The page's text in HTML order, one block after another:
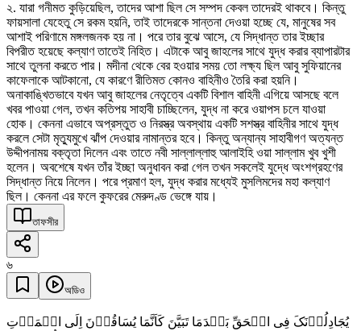
২. যারা গনীমত কুড়িয়েছিল, তাদের আশা ছিল সে সম্পদ কেবল তাদেরই থাকবে। কিন্তু
ফায়সালা যেহেতু সে রকম হয়নি, তাই তাদেরকে সান্তনা দেওয়া হচ্ছে যে, মানুষের সব
আশাই পরিণামে মঙ্গলজনক হয় না। পরে তার বুঝে আসে, যে সিদ্ধান্ত তার ইচ্ছার
বিপরীত হয়েছে কল্যাণ তাতেই নিহিত। এটাকে আবু জাহলের সাথে যুদ্ধ করার ব্যাপারটার
সাথে তুলনা করতে পার। মদীনা থেকে বের হওয়ার সময় তো লক্ষ্য ছিল আবু সুফিয়ানের
কাফেলাকে আটকানো, যে কারণে রীতিমত কোনও বাহিনীও তৈরি করা হয়নি।
অনাকাঙ্খিতভাবে যখন আবু জাহলের নেতৃত্বে একটি বিশাল বাহিনী এগিয়ে আসছে বলে
খবর পাওয়া গেল, তখন কতিপয় সাহাবী চাচ্ছিলেন, যুদ্ধ না করে ওয়াপস চলে যাওয়া
হোক। কেননা এভাবে অপ্রস্তুত ও নিরস্ত্র অবস্থায় একটি সশস্ত্র বাহিনীর সাথে যুদ্ধ
করলে সেটা মৃত্যুমুখে ঝাঁপ দেওয়ার নামান্তর হবে। কিন্তু অন্যান্য সাহাবীগণ অত্যন্ত
উদ্দীপনাময় বক্তৃতা দিলেন এবং তাতে নবী সাল্লাল্লাহু আলাইহি ওয়া সাল্লাম খুব খুশী
হলেন। অবশেষে যখন তাঁর ইচ্ছা অনুধাবন করা গেল তখন সকলেই যুদ্ধে অংশগ্রহণের
সিদ্ধান্ত নিয়ে নিলেন। পরে প্রমাণ হল, যুদ্ধ করার মধ্যেই মুসলিমদের মহা কল্যাণ
ছিল। কেননা এর ফলে কুফরের মেরুদণ্ড ভেঙ্গে যায়।
তাফসীর
৬
অডিও
یُجَادِلُوۡنَکَ فِی الۡحَقِّ بَعۡدَمَا تَبَیَّنَ کَاَنَّمَا یُسَاقُوۡنَ اِلَی الۡمَوۡتِ